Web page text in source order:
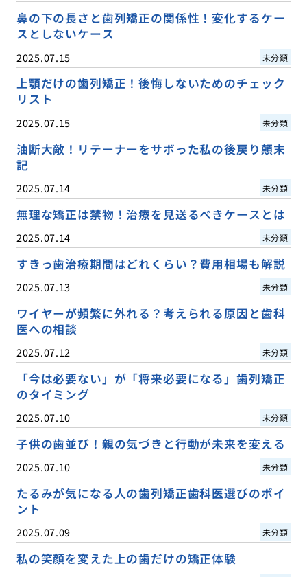
鼻の下の長さと歯列矯正の関係性！変化するケー
スとしないケース
2025.07.15 未分類
上顎だけの歯列矯正！後悔しないためのチェック
リスト
2025.07.15 未分類
油断大敵！リテーナーをサボった私の後戻り顛末
記
2025.07.14 未分類
無理な矯正は禁物！治療を見送るべきケースとは
2025.07.14 未分類
すきっ歯治療期間はどれくらい？費用相場も解説
2025.07.13 未分類
ワイヤーが頻繁に外れる？考えられる原因と歯科
医への相談
2025.07.12 未分類
「今は必要ない」が「将来必要になる」歯列矯正
のタイミング
2025.07.10 未分類
子供の歯並び！親の気づきと行動が未来を変える
2025.07.10 未分類
たるみが気になる人の歯列矯正歯科医選びのポイ
ント
2025.07.09 未分類
私の笑顔を変えた上の歯だけの矯正体験